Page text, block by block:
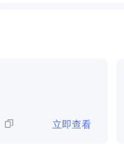
立即查看